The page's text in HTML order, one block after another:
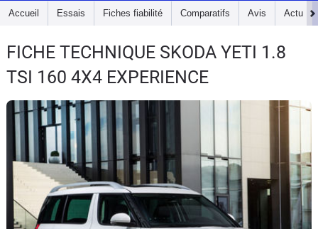
Essais
Guide
d'achat
Electriques
Utilitaires
Flottes
Accueil Essais Fiches fiabilité Comparatifs Avis Actu
FICHE TECHNIQUE SKODA YETI 1.8
TSI 160 4X4 EXPERIENCE